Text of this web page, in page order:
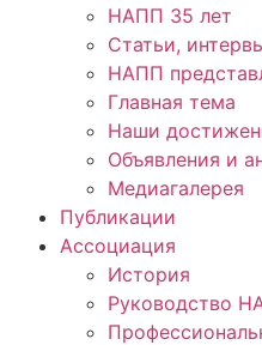
НАПП 35 лет
Статьи,
НАПП
Главная тема
Наши
Объявления и
Медиагалерея
Публикации
Ассоциация
История
Руководство